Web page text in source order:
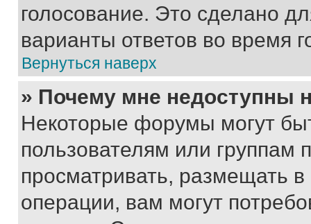
голосование. Это сделано
варианты ответов во время
Вернуться наверх
» Почему мне недоступны
Некоторые форумы могут
пользователям или группам
просматривать, размещать
операции, вам могут